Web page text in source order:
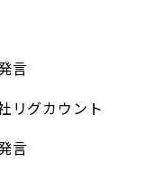
言
グカウント
言